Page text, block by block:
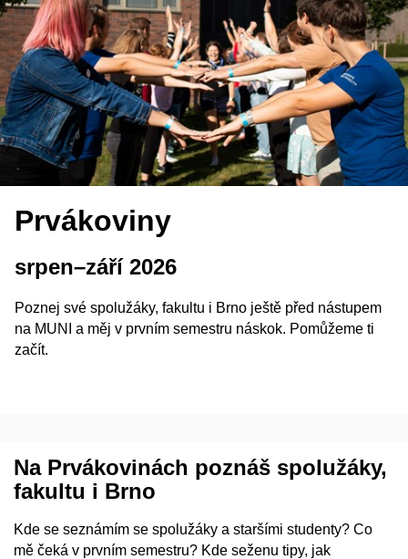
Prvákoviny
srpen–⁠září 2026
Poznej své spolužáky, fakultu i Brno ještě před nástupem
na MUNI a měj v prvním semestru náskok. Pomůžeme ti
začít.
Na Prvákovinách poznáš spolužáky,
fakultu i Brno
Kde se seznámím se spolužáky a staršími studenty? Co
mě čeká v prvním semestru? Kde seženu tipy, jak